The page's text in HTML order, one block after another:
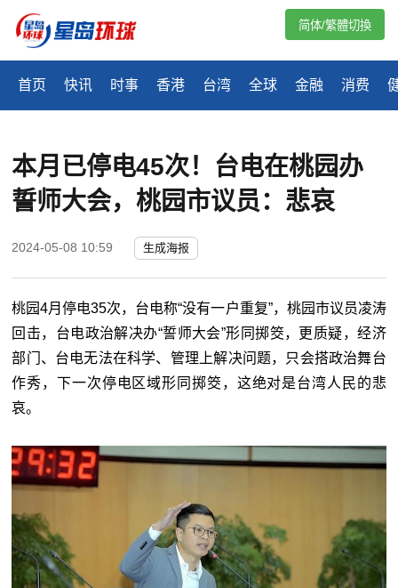
首页 快讯 时事 香港 台湾 全球 金融 消费
简体/繁體切換
本月已停电45次！台电在桃园办
誓师大会，桃园市议员：悲哀
2024-05-08 10:59 生成海报
桃园4月停电35次，台电称“没有一户重复”，桃园市议员凌涛
回击，台电政治解决办“誓师大会”形同掷筊，更质疑，经济
部门、台电无法在科学、管理上解决问题，只会搭政治舞台
作秀，下一次停电区域形同掷筊，这绝对是台湾人民的悲
哀。